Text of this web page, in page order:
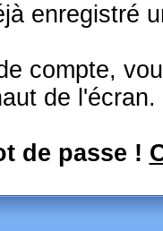
enregistré
compte,
de l'écran.
de passe !